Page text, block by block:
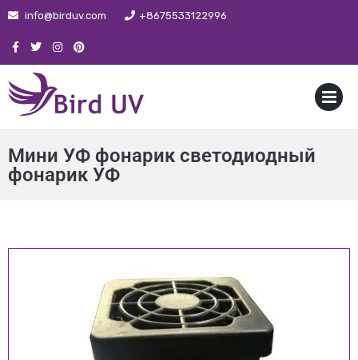
info@birduv.com +8675533122996
Мини УФ фонарик светодиодный
фонарик УФ